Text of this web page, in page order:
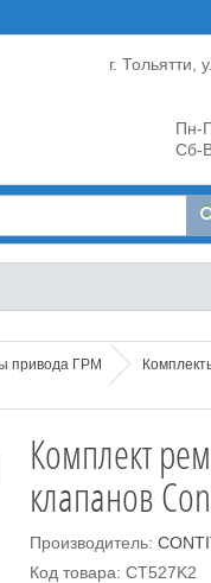
г.
Пн-
Сб-
привода ГРМ
Комплект
клапанов
Производитель:
Код товара: CT527K2